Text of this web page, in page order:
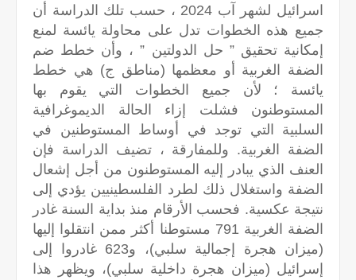
اسرائيل لشهر آب 2024 ، حسب تلك الدراسة أن
جميع هذه الخطوات تدل على محاولة يائسة لمنع
إمكانية تحقيق ” حل الدولتين ” ، وأن خطط ضم
الضفة الغربية أو معظمها (مناطق ج) هي خطط
يائسة ؛ لأن جميع الخطوات التي يقوم بها
المستوطنون فشلت إزاء الحالة الديموغرافية
السلبية التي توجد في أوساط المستوطنين في
الضفة الغربية. وللمفارقة ، تضيف الدراسة فإن
العنف الذي يبادر إليه المستوطنون من أجل إشعال
الضفة واستغلال ذلك لطرد الفلسطينيين يؤدي إلى
نتيجة عكسية. فحسب الأرقام منذ بداية السنة غادر
الضفة الغربية 791 مستوطنا أكثر ممن انتقلوا إليها
(ميزان هجرة إجمالية سلبي)، و623 غادروا إلى
إسرائيل (ميزان هجرة داخلية سلبي)، ويظهر هذا